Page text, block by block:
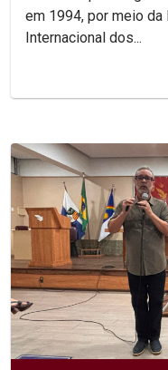
em 1994, por meio
Internacional dos...